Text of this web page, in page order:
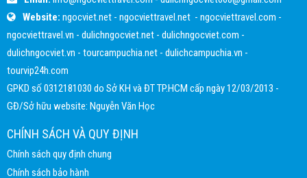
Website: ngocviet.net - ngocviettravel.net - ngocviettravel.com -
ngocviettravel.vn - dulichngocviet.net - dulichngocviet.com -
dulichngocviet.vn - tourcampuchia.net - dulichcampuchia.vn -
tourvip24h.com
GPKD số 0312181030 do Sở KH và ĐT TP.HCM cấp ngày 12/03/2013 -
GĐ/Sở hữu website: Nguyễn Văn Học
CHÍNH SÁCH VÀ QUY ĐỊNH
Chính sách quy định chung
Chính sách bảo hành